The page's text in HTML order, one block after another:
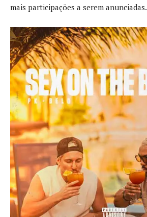
mais participações a serem anunciadas.